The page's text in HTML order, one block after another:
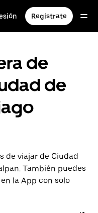
Regístrate
de
de
de viajar de Ciudad
También puedes
la App con solo